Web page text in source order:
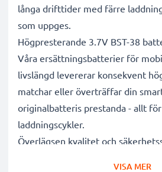
långa drifttider med färre
som uppges.
Högpresterande 3.7V BST-38
Våra ersättningsbatterier för
livslängd levererar konsekvent
matchar eller överträffar din
originalbatteris prestanda - allt
laddningscykler.
Överlägsen kvalitet och
VISA MER